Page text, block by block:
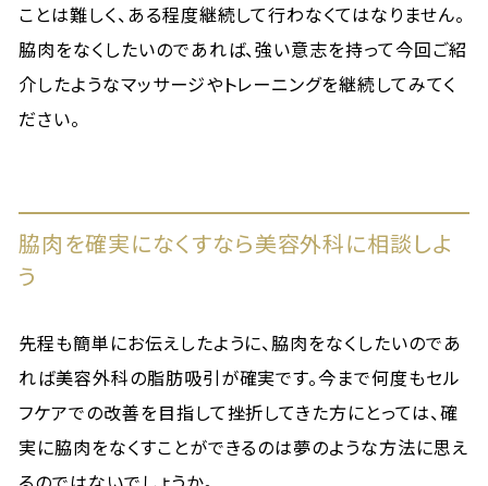
ことは難しく、ある程度継続して行わなくてはなりません。
脇肉をなくしたいのであれば、強い意志を持って今回ご紹
介したようなマッサージやトレーニングを継続してみてく
ださい。
脇肉を確実になくすなら美容外科に相談しよ
う
先程も簡単にお伝えしたように、脇肉をなくしたいのであ
れば美容外科の脂肪吸引が確実です。今まで何度もセル
フケアでの改善を目指して挫折してきた方にとっては、確
実に脇肉をなくすことができるのは夢のような方法に思え